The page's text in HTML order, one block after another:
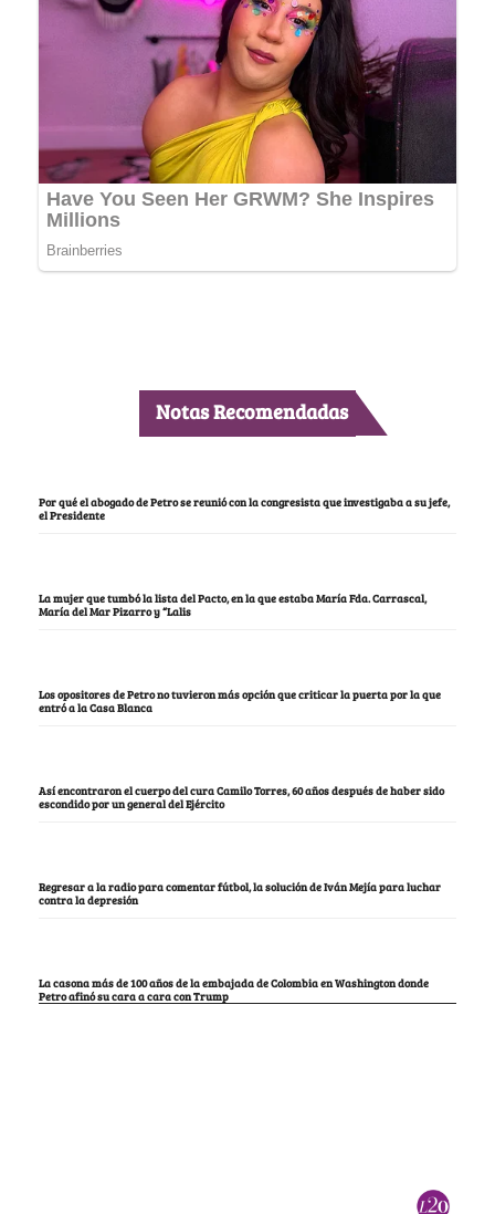
Notas Recomendadas
Por qué el abogado de Petro se reunió con la congresista que investigaba a su jefe,
el Presidente
La mujer que tumbó la lista del Pacto, en la que estaba María Fda. Carrascal,
María del Mar Pizarro y “Lalis
Los opositores de Petro no tuvieron más opción que criticar la puerta por la que
entró a la Casa Blanca
Así encontraron el cuerpo del cura Camilo Torres, 60 años después de haber sido
escondido por un general del Ejército
Regresar a la radio para comentar fútbol, la solución de Iván Mejía para luchar
contra la depresión
La casona más de 100 años de la embajada de Colombia en Washington donde
Petro afinó su cara a cara con Trump